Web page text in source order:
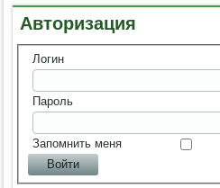
Авторизация
Логин
Пароль
Запомнить меня